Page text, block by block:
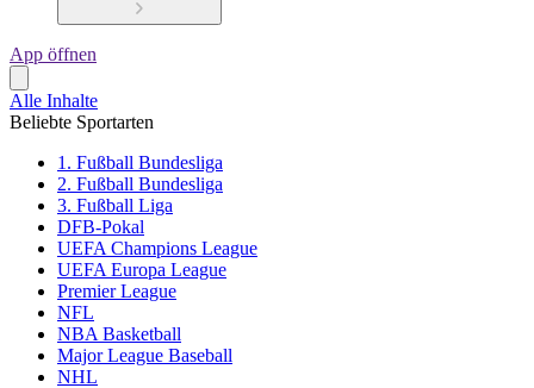
App öffnen
Alle Inhalte
Beliebte Sportarten
1. Fußball Bundesliga
2. Fußball Bundesliga
3. Fußball Liga
DFB-Pokal
UEFA Champions League
UEFA Europa League
Premier League
NFL
NBA Basketball
Major League Baseball
NHL